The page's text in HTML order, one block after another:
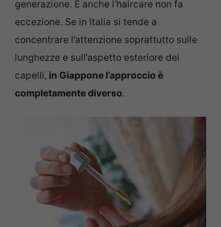
generazione. E anche l’haircare non fa
eccezione. Se in Italia si tende a
concentrare l’attenzione soprattutto sulle
lunghezze e sull’aspetto esteriore dei
capelli, in Giappone l’approccio è
completamente diverso.